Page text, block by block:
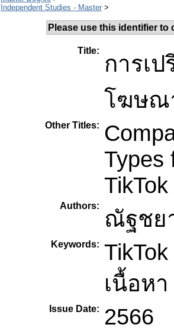
Independent Studies - Master >
Please use this identifier
Title:
การเ
โฆษณ
Other Titles:
Types
Authors:
ณัฐชย
Keywords: TikTok
เนื้อหา
Issue Date: 2566